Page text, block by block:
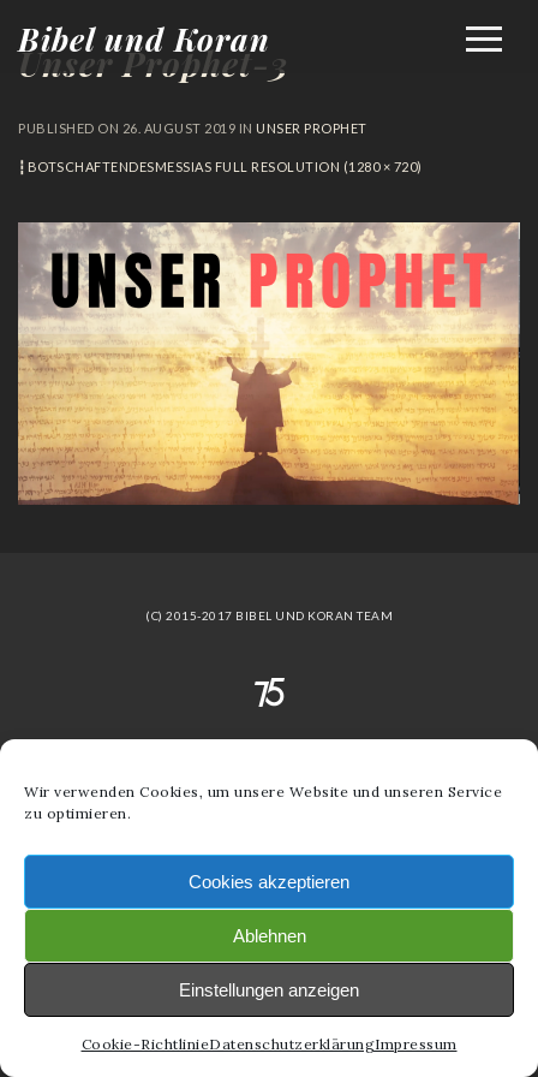
Wir verwenden Cookies, um unsere Website und unseren Service
zu optimieren.
Cookies akzeptieren
Ablehnen
Einstellungen anzeigen
Cookie-RichtlinieDatenschutzerklärungImpressum
Bibel und Koran
Unser Prophet-3
PUBLISHED ON 26. AUGUST 2019 IN UNSER PROPHET
┇BOTSCHAFTENDESMESSIAS FULL RESOLUTION (1280 × 720)
(C) 2015-2017 BIBEL UND KORAN TEAM